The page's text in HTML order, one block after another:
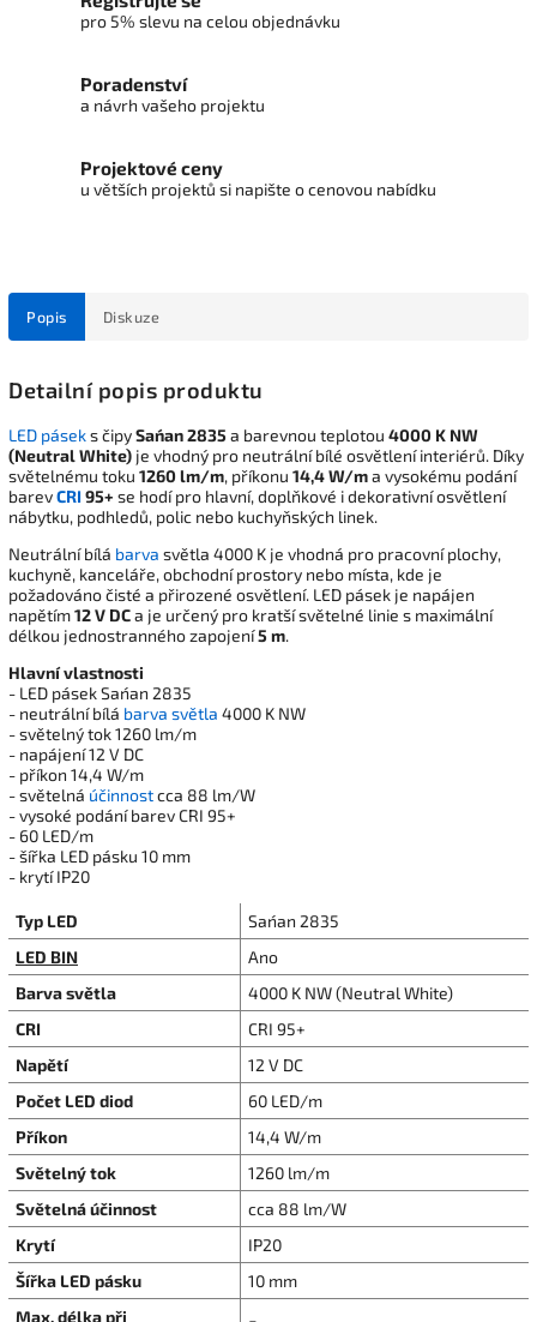
pro 5% slevu na celou objednávku
Poradenství
a návrh vašeho projektu
Projektové ceny
u větších projektů si napište o cenovou nabídku
Popis Diskuze
Detailní popis produktu
LED páseks čipySan´an 2835 a barevnou teplotou 4000 K NW
(Neutral White) je vhodný pro neutrální bílé osvětlení interiérů. Díky
světelnému toku 1260 lm/m, příkonu 14,4 W/ma vysokému podání
barevCRI95+ se hodí pro hlavní, doplňkové i dekorativní osvětlení
nábytku, podhledů, polic nebo kuchyňských linek.
Neutrální bílá barva světla 4000 K je vhodná pro pracovní plochy,
kuchyně, kanceláře, obchodní prostory nebo místa, kde je
požadováno čisté a přirozené osvětlení. LED pásek je napájen
napětím12 V DCa je určený pro kratší světelné linie s maximální
délkou jednostranného zapojení5 m.
Hlavní vlastnosti
- LED pásek San´an 2835
- neutrální bílá barva světla 4000 K NW
- světelný tok 1260 lm/m
- napájení 12 V DC
- příkon 14,4 W/m
- světelná účinnostcca 88 lm/W
- vysoké podání barev CRI 95+
- 60 LED/m
- šířka LED pásku 10 mm
- krytí IP20
Typ LED
San´an 2835
LED BIN
Ano
Barva světla
4000 K NW (Neutral White)
CRI
CRI 95+
Napětí
12 V DC
Počet LED diod
60 LED/m
Příkon
14,4 W/m
Světelný tok
1260 lm/m
Světelná účinnost
cca 88 lm/W
Krytí
IP20
Šířka LED pásku
10 mm
Max. délka při